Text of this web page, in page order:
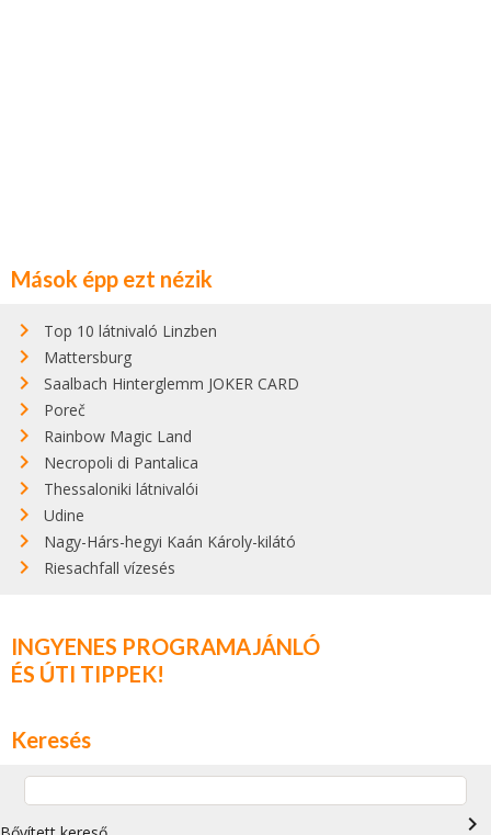
Mások épp ezt nézik
Top 10 látnivaló Linzben
Mattersburg
Saalbach Hinterglemm JOKER CARD
Poreč
Rainbow Magic Land
Necropoli di Pantalica
Thessaloniki látnivalói
Udine
Nagy-Hárs-hegyi Kaán Károly-kilátó
Riesachfall vízesés
INGYENES PROGRAMAJÁNLÓ
ÉS ÚTI TIPPEK!
Keresés
navigate_next